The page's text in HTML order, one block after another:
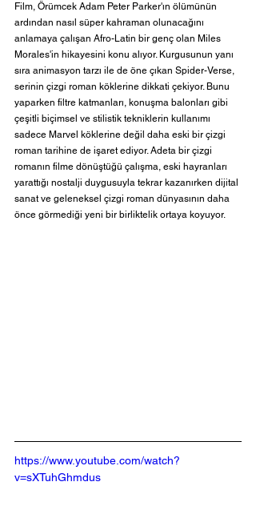
Film, Örümcek Adam Peter Parker'ın ölümünün
ardından nasıl süper kahraman olunacağını
anlamaya çalışan Afro-Latin bir genç olan Miles
Morales'in hikayesini konu alıyor. Kurgusunun yanı
sıra animasyon tarzı ile de öne çıkan Spider-Verse,
serinin çizgi roman köklerine dikkati çekiyor. Bunu
yaparken filtre katmanları, konuşma balonları gibi
çeşitli biçimsel ve stilistik tekniklerin kullanımı
sadece Marvel köklerine değil daha eski bir çizgi
roman tarihine de işaret ediyor. Adeta bir çizgi
romanın filme dönüştüğü çalışma, eski hayranları
yarattığı nostalji duygusuyla tekrar kazanırken dijital
sanat ve geleneksel çizgi roman dünyasının daha
önce görmediği yeni bir birliktelik ortaya koyuyor.
https://www.youtube.com/watch?
v=sXTuhGhmdus